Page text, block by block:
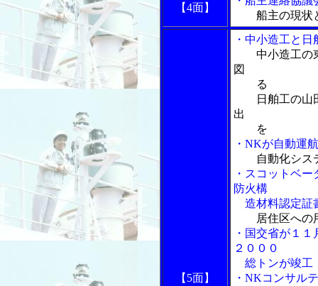
【4面】
船主の現状
【5面】
・中小造工と
中小造工の
図
る
日舶工の山田
出
を
・NKが自動運
自動化シス
・スコットベ
防火構
造材料認定証
居住区への
・国交省が１
２０００
総トンが竣工
・NKコンサル